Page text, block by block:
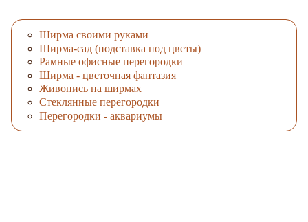
Ширма своими руками
Ширма-сад (подставка под цветы)
Рамные офисные перегородки
Ширма - цветочная фантазия
Живопись на ширмах
Стеклянные перегородки
Перегородки - аквариумы